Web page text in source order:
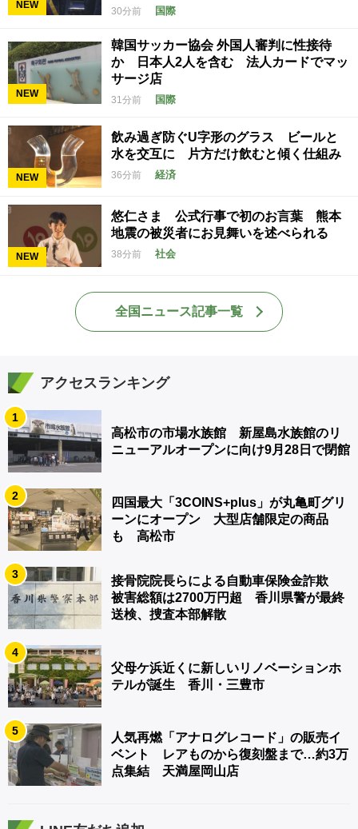
NEW
30分前 国際
NEW
韓国サッカー協会 外国人審判に性接待
か 日本人2人を含む 法人カードでマッ
サージ店
31分前 国際
NEW
飲み過ぎ防ぐU字形のグラス ビールと
水を交互に 片方だけ飲むと傾く仕組み
36分前 経済
NEW
悠仁さま 公式行事で初のお言葉 熊本
地震の被災者にお見舞いを述べられる
38分前 社会
全国ニュース記事一覧
アクセスランキング
1
高松市の市場水族館 新屋島水族館のリ
ニューアルオープンに向け9月28日で閉館
2
四国最大「3COINS+plus」が丸亀町グリ
ーンにオープン 大型店舗限定の商品
も 高松市
3
接骨院院長らによる自動車保険金詐欺
被害総額は2700万円超 香川県警が最終
送検、捜査本部解散
4
父母ケ浜近くに新しいリノベーションホ
テルが誕生 香川・三豊市
5
人気再燃「アナログレコード」の販売イ
ベント レアものから復刻盤まで…約3万
点集結 天満屋岡山店